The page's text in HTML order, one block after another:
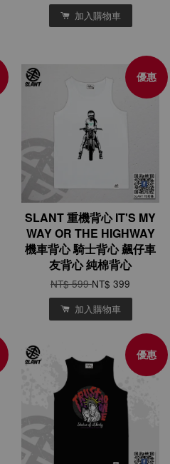
加入購物車
優惠
SLANT 重機背心 IT'S MY
WAY OR THE HIGHWAY
機車背心 騎士背心 飆仔車
友背心 純棉背心
NT$ 599NT$ 399
加入購物車
優惠